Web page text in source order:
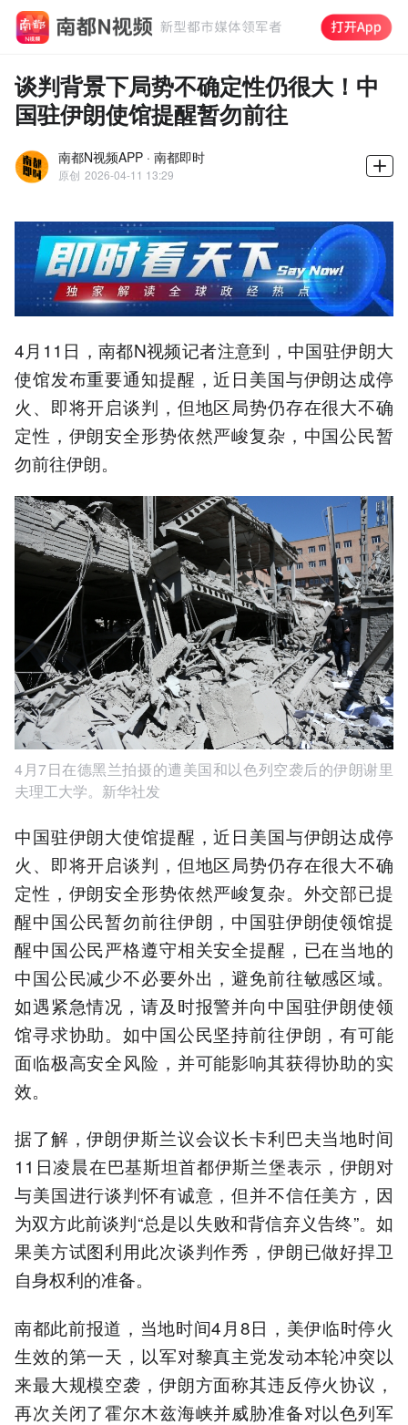
谈判背景下局势不确定性仍很大！中
国驻伊朗使馆提醒暂勿前往
南都N视频APP · 南都即时
原创 2026-04-11 13:29
4月11日，南都N视频记者注意到，中国驻伊朗大
使馆发布重要通知提醒，近日美国与伊朗达成停
火、即将开启谈判，但地区局势仍存在很大不确
定性，伊朗安全形势依然严峻复杂，中国公民暂
勿前往伊朗。
4月7日在德黑兰拍摄的遭美国和以色列空袭后的伊朗谢里
夫理工大学。新华社发
中国驻伊朗大使馆提醒，近日美国与伊朗达成停
火、即将开启谈判，但地区局势仍存在很大不确
定性，伊朗安全形势依然严峻复杂。外交部已提
醒中国公民暂勿前往伊朗，中国驻伊朗使领馆提
醒中国公民严格遵守相关安全提醒，已在当地的
中国公民减少不必要外出，避免前往敏感区域。
如遇紧急情况，请及时报警并向中国驻伊朗使领
馆寻求协助。如中国公民坚持前往伊朗，有可能
面临极高安全风险，并可能影响其获得协助的实
效。
据了解，伊朗伊斯兰议会议长卡利巴夫当地时间
11日凌晨在巴基斯坦首都伊斯兰堡表示，伊朗对
与美国进行谈判怀有诚意，但并不信任美方，因
为双方此前谈判“总是以失败和背信弃义告终”。如
果美方试图利用此次谈判作秀，伊朗已做好捍卫
自身权利的准备。
南都此前报道，当地时间4月8日，美伊临时停火
生效的第一天，以军对黎真主党发动本轮冲突以
来最大规模空袭，伊朗方面称其违反停火协议，
再次关闭了霍尔木兹海峡并威胁准备对以色列军